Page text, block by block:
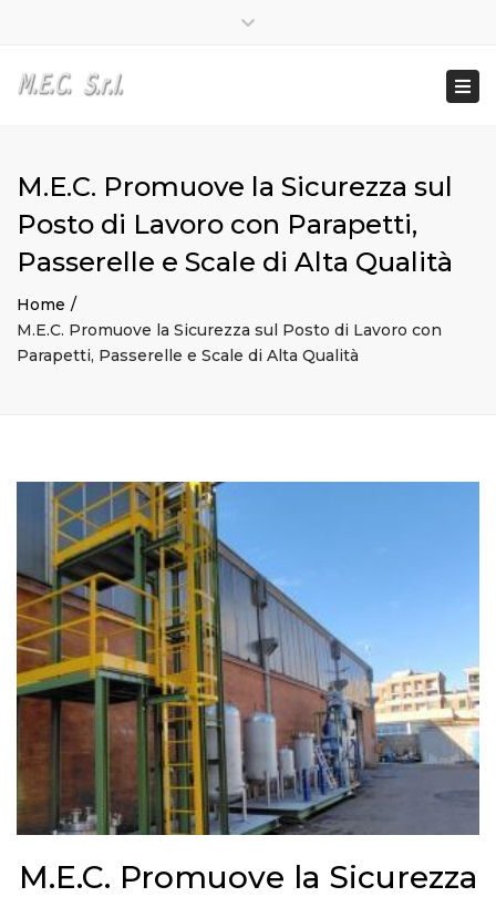
M.E.C. Promuove la Sicurezza sul
Posto di Lavoro con Parapetti,
Passerelle e Scale di Alta Qualità
Home
M.E.C. Promuove la Sicurezza sul Posto di Lavoro con
Parapetti, Passerelle e Scale di Alta Qualità
M.E.C. Promuove la Sicurezza